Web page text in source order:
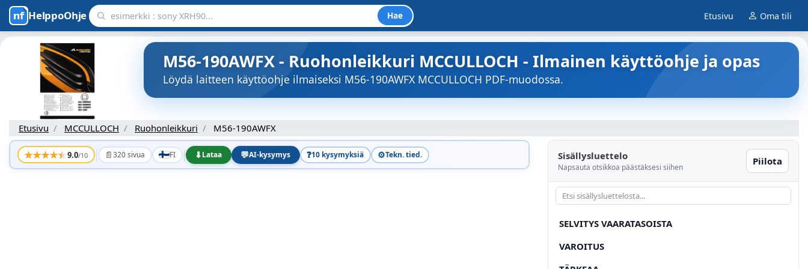
HelppoOhje Hae Etusivu Oma tili
M56-190AWFX - Ruohonleikkuri MCCULLOCH - Ilmainen käyttöohje ja opas
Löydä laitteen käyttöohje ilmaiseksi M56-190AWFX MCCULLOCH PDF-muodossa.
Etusivu MCCULLOCH Ruohonleikkuri M56-190AWFX
★★★★★9.0/10 📄320 sivua FI ⬇Lataa 💬AI-kysymys ❓10 kysymyksiä ⚙️Tekn. tied. Sisällysluettelo
Napsauta otsikkoa päästäksesi siihen
Piilota
SELVITYS VAARATASOISTA
VAROITUS